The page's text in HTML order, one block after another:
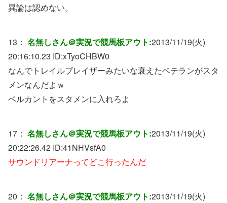
異論は認めない。
13： 名無しさん＠実況で競馬板アウト:2013/11/19(火)
20:16:10.23 ID:xTyoCHBW0
なんでトレイルブレイザーみたいな衰えたベテランがスタ
メンなんだよｗ
ベルカントをスタメンに入れろよ
17： 名無しさん＠実況で競馬板アウト:2013/11/19(火)
20:22:26.42 ID:41NHVsfA0
サウンドリアーナってどこ行ったんだ
20： 名無しさん＠実況で競馬板アウト:2013/11/19(火)